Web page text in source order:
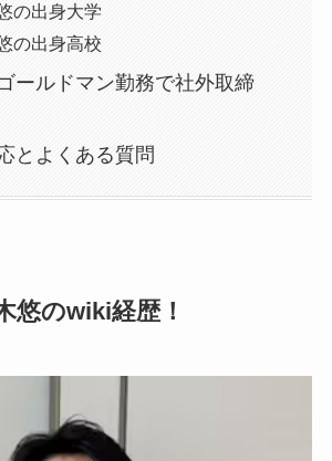
の出身大学
の出身高校
ールドマン勤務で社外取締
とよくある質問
悠のwiki経歴！